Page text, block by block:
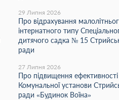
29 Липня 2026
Про відрахування
інтернатного типу
дитячого садка № 15
ради
27 Липня 2026
Про підвищення
Комунальної установи
ради «Будинок Воїна»